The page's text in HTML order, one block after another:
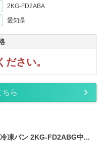
2KG-FD2ABA
愛知県
ださい。
ちら
凍バン 2KG-FD2ABG中...